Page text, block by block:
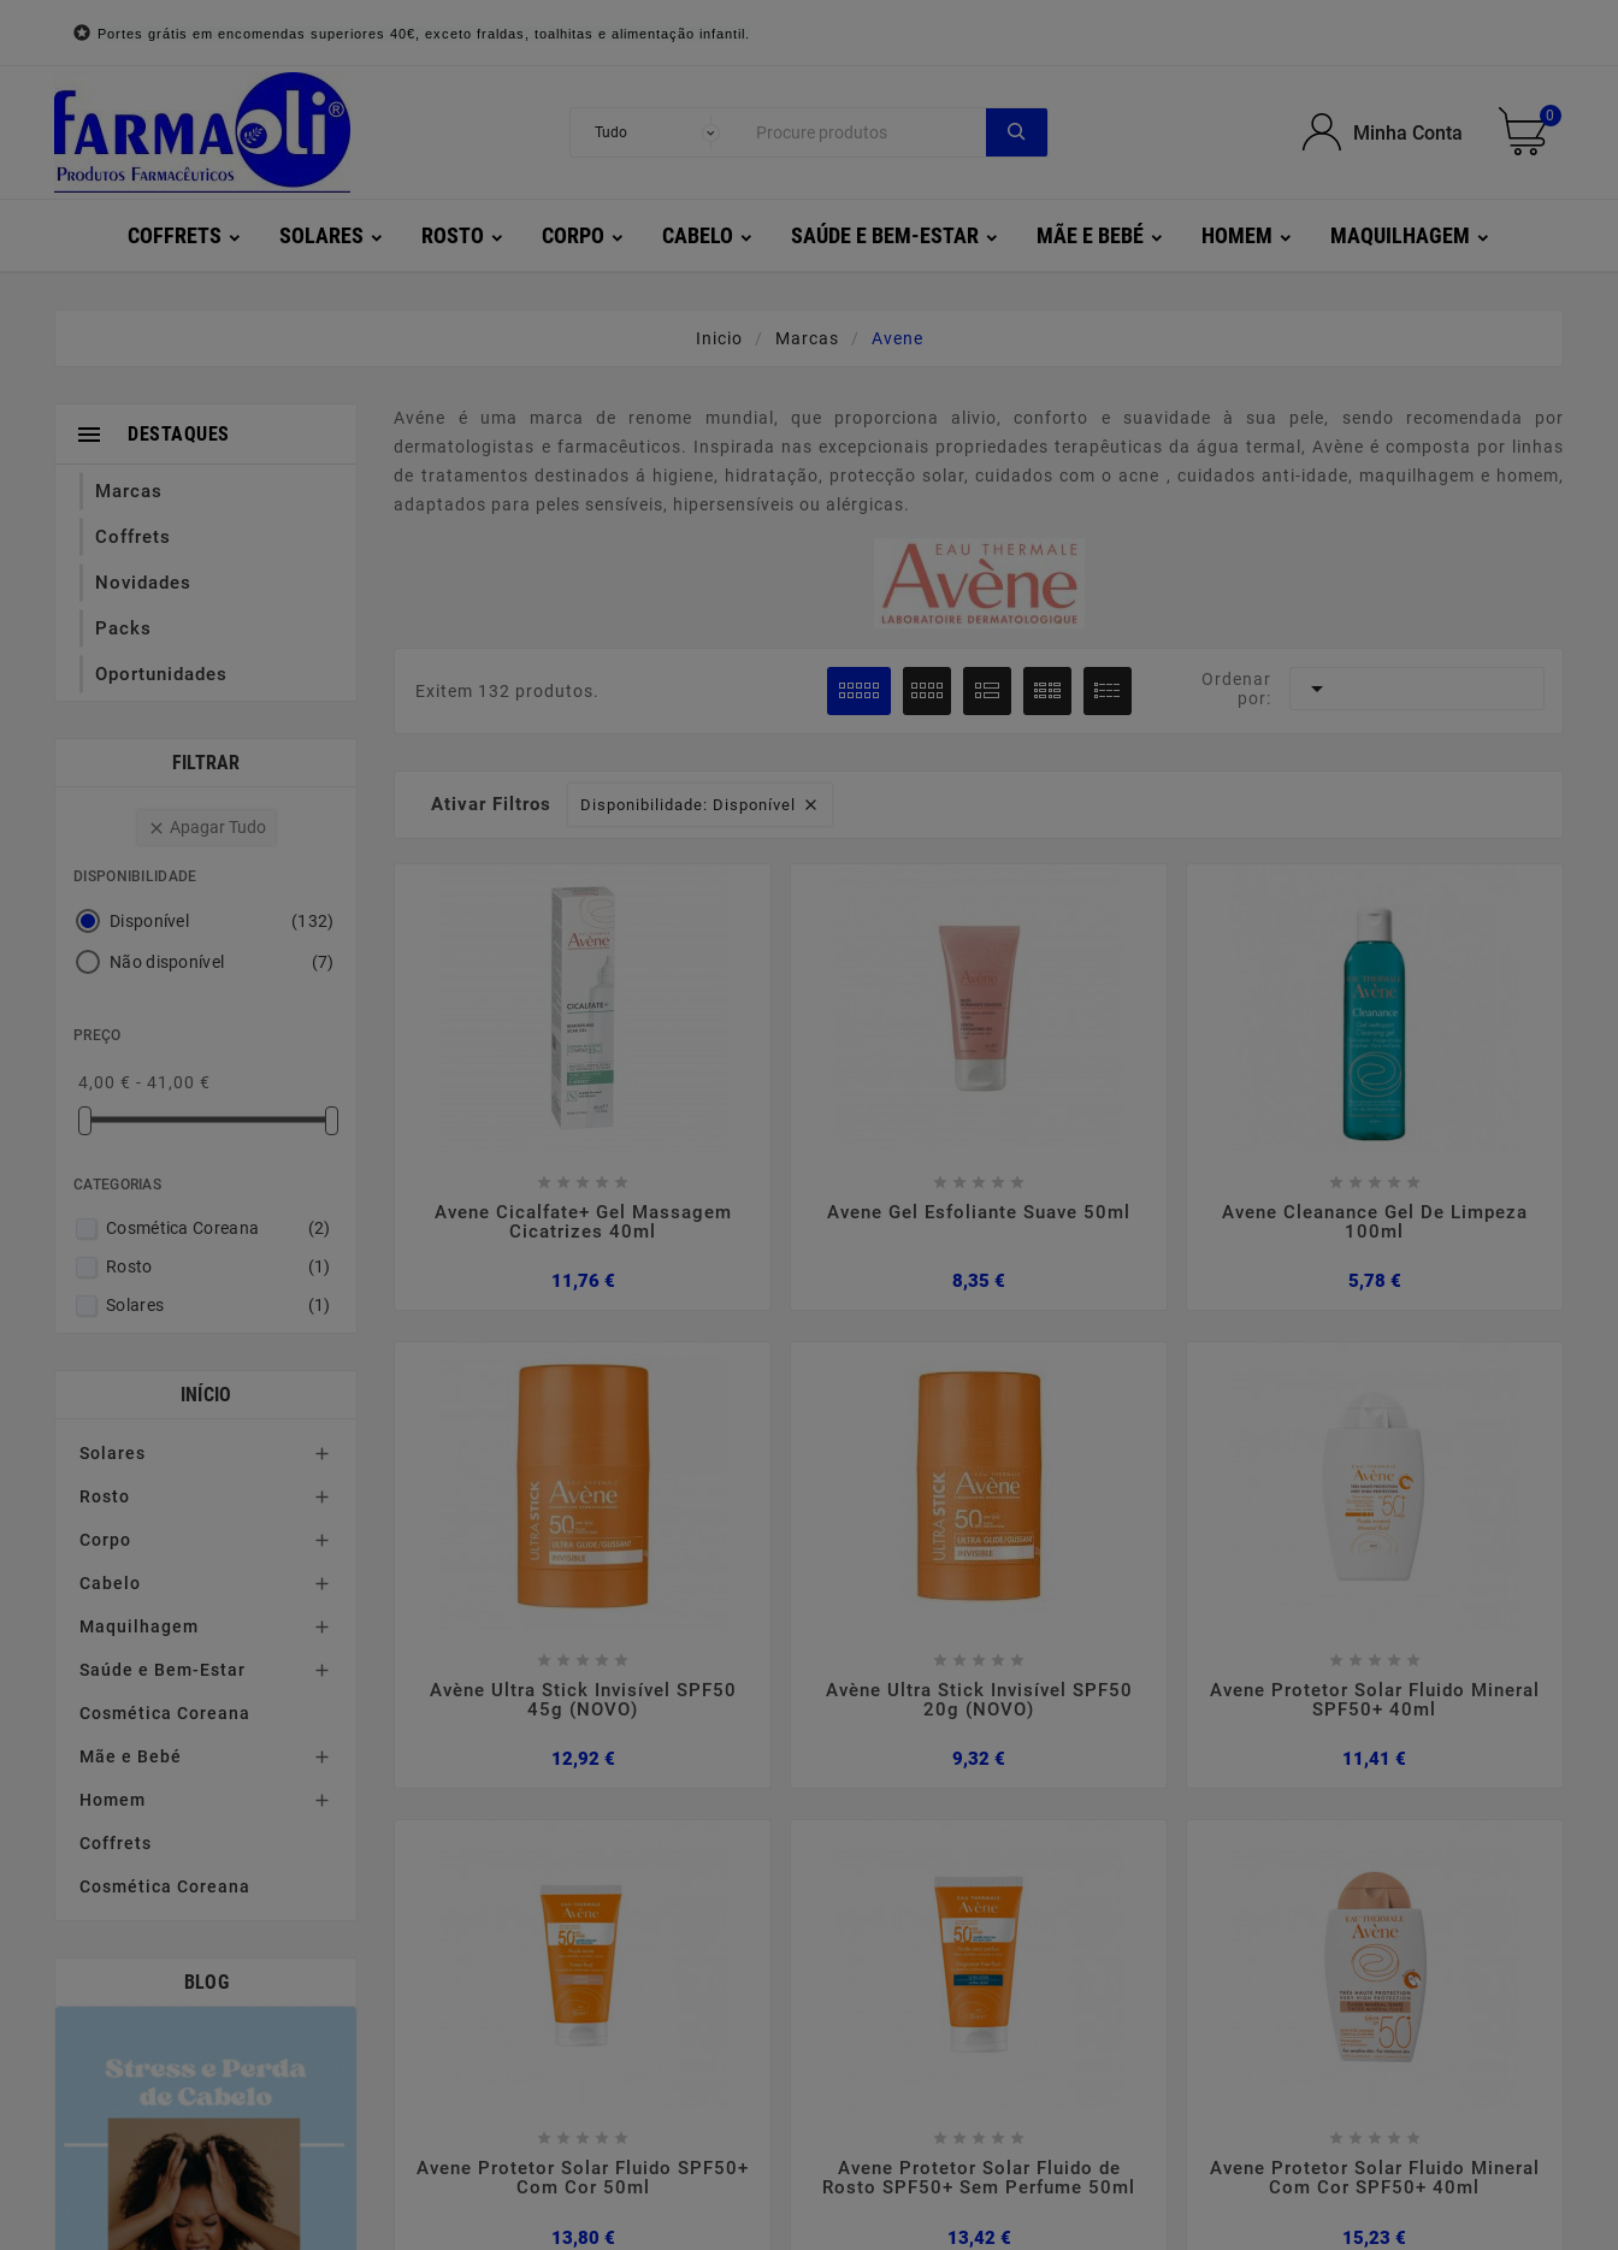
 Portes grátis em encomendas superiores 40€, exceto fraldas, toalhitas e alimentação infantil.
Minha Conta
0
COFFRETS SOLARES ROSTO CORPO CABELO SAÚDE E BEM-ESTAR MÃE E BEBÉ HOMEM MAQUILHAGEM
Inicio Marcas Avene
DESTAQUES

Marcas
Coffrets
Novidades
Packs
Oportunidades
FILTRAR
 Apagar Tudo
DISPONIBILIDADE
Disponível (132)
Não disponível (7)
PREÇO
4,00 € - 41,00 €
CATEGORIAS
Cosmética Coreana
(2)
Rosto
(1)
Solares
(1)
INÍCIO
Solares 
Rosto 
Corpo 
Cabelo 
Maquilhagem 
Saúde e Bem-Estar 
Cosmética Coreana
Mãe e Bebé 
Homem 
Coffrets
Cosmética Coreana
BLOG
Avéne é uma marca de renome mundial, que proporciona alivio, conforto e suavidade à sua pele, sendo recomendada por
dermatologistas e farmacêuticos. Inspirada nas excepcionais propriedades terapêuticas da água termal, Avène é composta por linhas
de tratamentos destinados á higiene, hidratação, protecção solar, cuidados com o acne , cuidados anti-idade, maquilhagem e homem,
adaptados para peles sensíveis, hipersensíveis ou alérgicas.
Exitem 132 produtos.
Ordenar
por:

Ativar Filtros Disponibilidade: Disponível 
    
Avene Cicalfate+ Gel Massagem
Cicatrizes 40ml
11,76 €Preço
    
Avene Gel Esfoliante Suave 50ml
8,35 €
    
Avene Cleanance Gel De Limpeza
100ml
5,78 €Preço
    
Avène Ultra Stick Invisível SPF50
45g (NOVO)
12,92 €Preço
    
Avène Ultra Stick Invisível SPF50
20g (NOVO)
9,32 €
    
Avene Protetor Solar Fluido Mineral
SPF50+ 40ml
11,41 €
    
Avene Protetor Solar Fluido SPF50+
Com Cor 50ml
13,80 €Preço
    
Avene Protetor Solar Fluido de
Rosto SPF50+ Sem Perfume 50ml
13,42 €Preço
    
Avene Protetor Solar Fluido Mineral
Com Cor SPF50+ 40ml
15,23 €